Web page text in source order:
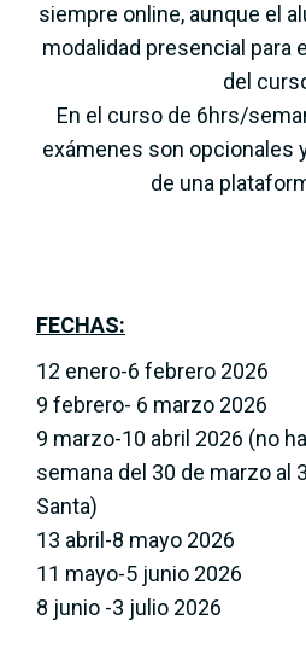
siempre online, aunque el
modalidad presencial para
del
En el curso de 6hrs/
exámenes son opcionales
de una
FECHAS:
12 enero-6 febrero 2026
9 febrero- 6 marzo 2026
9 marzo-10 abril 2026 (no
semana del 30 de marzo al
Santa)
13 abril-8 mayo 2026
11 mayo-5 junio 2026
8 junio -3 julio 2026